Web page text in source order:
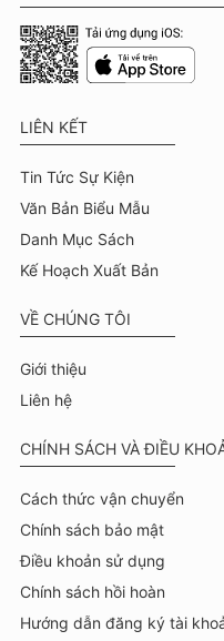
LIÊN KẾT
Tin Tức Sự Kiện
Văn Bản Biểu Mẫu
Danh Mục Sách
Kế Hoạch Xuất Bản
VỀ CHÚNG TÔI
Giới thiệu
Liên hệ
CHÍNH SÁCH VÀ ĐIỀU
Cách thức vận chuyển
Chính sách bảo mật
Điều khoản sử dụng
Chính sách hồi hoàn
Hướng dẫn đăng ký tài